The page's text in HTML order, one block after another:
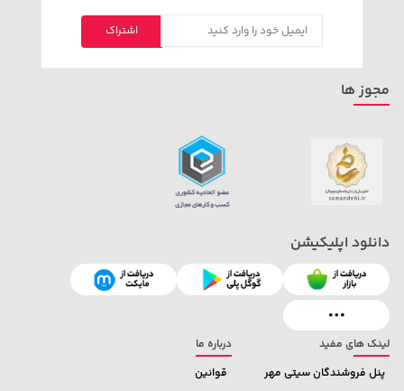
اشتراک
لینک های مفید
پنل فروشندگان سیتی مهر
درباره ما
قوانین
مجوز ها
دانلود اپلیکیشن